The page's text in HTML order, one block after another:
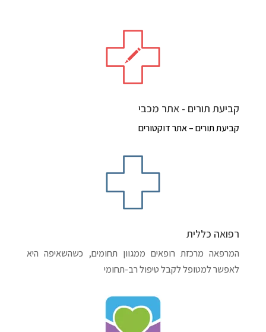
קביעת תורים - אתר מכבי
קביעת תורים – אתר דוקטורים
רפואה כללית
המרפאה מרכזת רופאים ממגוון תחומים, כשהשאיפה היא
לאפשר למטופל לקבל טיפול רב-תחומי